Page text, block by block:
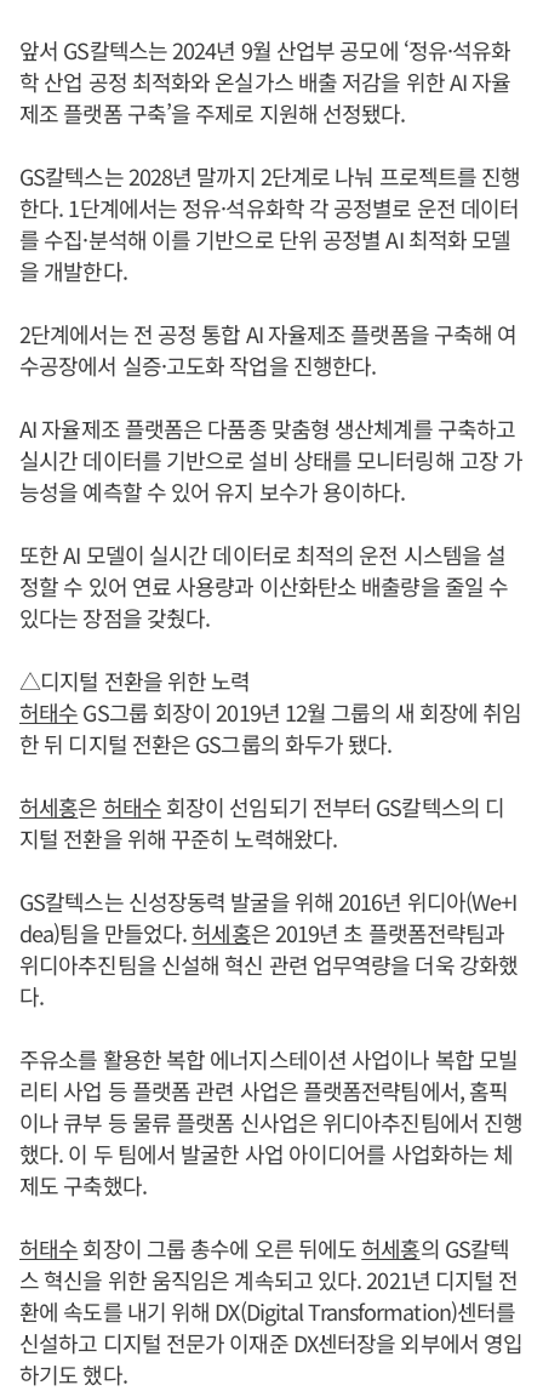
앞서 GS칼텍스는 2024년 9월 산업부 공모에 ‘정유·석유화
학 산업 공정 최적화와 온실가스 배출 저감을 위한 AI 자율
제조 플랫폼 구축’을 주제로 지원해 선정됐다.
GS칼텍스는 2028년 말까지 2단계로 나눠 프로젝트를 진행
한다. 1단계에서는 정유·석유화학 각 공정별로 운전 데이터
를 수집·분석해 이를 기반으로 단위 공정별 AI 최적화 모델
을 개발한다.
2단계에서는 전 공정 통합 AI 자율제조 플랫폼을 구축해 여
수공장에서 실증·고도화 작업을 진행한다.
AI 자율제조 플랫폼은 다품종 맞춤형 생산체계를 구축하고
실시간 데이터를 기반으로 설비 상태를 모니터링해 고장 가
능성을 예측할 수 있어 유지 보수가 용이하다.
또한 AI 모델이 실시간 데이터로 최적의 운전 시스템을 설
정할 수 있어 연료 사용량과 이산화탄소 배출량을 줄일 수
있다는 장점을 갖췄다.
△디지털 전환을 위한 노력
허태수GS그룹 회장이 2019년 12월 그룹의 새 회장에 취임
한 뒤 디지털 전환은 GS그룹의 화두가 됐다.
허세홍은 허태수회장이 선임되기 전부터 GS칼텍스의 디
지털 전환을 위해 꾸준히 노력해왔다.
GS칼텍스는 신성장동력 발굴을 위해 2016년 위디아(We+I
dea)팀을 만들었다.허세홍은 2019년 초 플랫폼전략팀과
위디아추진팀을 신설해 혁신 관련 업무역량을 더욱 강화했
다.
주유소를 활용한 복합 에너지스테이션 사업이나 복합 모빌
리티 사업 등 플랫폼 관련 사업은 플랫폼전략팀에서, 홈픽
이나 큐부 등 물류 플랫폼 신사업은 위디아추진팀에서 진행
했다. 이 두 팀에서 발굴한 사업 아이디어를 사업화하는 체
제도 구축했다.
허태수회장이 그룹 총수에 오른 뒤에도허세홍의 GS칼텍
스 혁신을 위한 움직임은 계속되고 있다. 2021년 디지털 전
환에 속도를 내기 위해 DX(Digital Transformation)센터를
신설하고 디지털 전문가 이재준 DX센터장을 외부에서 영입
하기도 했다.